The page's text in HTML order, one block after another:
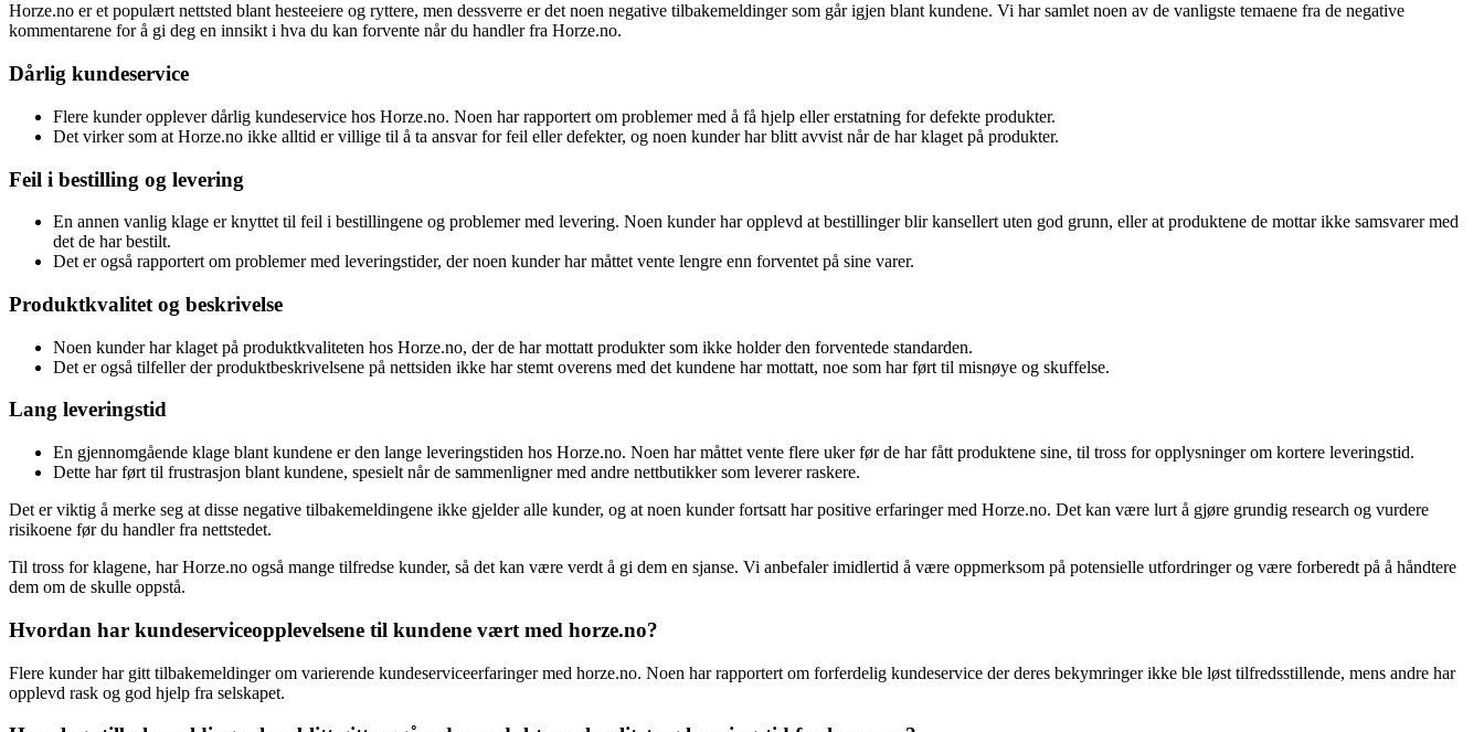
Horze.no er et populært nettsted blant hesteeiere og ryttere, men dessverre er det noen negative tilbakemeldinger som går igjen blant kundene. Vi har samlet noen av de vanligste temaene fra de negative
kommentarene for å gi deg en innsikt i hva du kan forvente når du handler fra Horze.no.
Dårlig kundeservice
Flere kunder opplever dårlig kundeservice hos Horze.no. Noen har rapportert om problemer med å få hjelp eller erstatning for defekte produkter.
Det virker som at Horze.no ikke alltid er villige til å ta ansvar for feil eller defekter, og noen kunder har blitt avvist når de har klaget på produkter.
Feil i bestilling og levering
En annen vanlig klage er knyttet til feil i bestillingene og problemer med levering. Noen kunder har opplevd at bestillinger blir kansellert uten god grunn, eller at produktene de mottar ikke samsvarer med
det de har bestilt.
Det er også rapportert om problemer med leveringstider, der noen kunder har måttet vente lengre enn forventet på sine varer.
Produktkvalitet og beskrivelse
Noen kunder har klaget på produktkvaliteten hos Horze.no, der de har mottatt produkter som ikke holder den forventede standarden.
Det er også tilfeller der produktbeskrivelsene på nettsiden ikke har stemt overens med det kundene har mottatt, noe som har ført til misnøye og skuffelse.
Lang leveringstid
En gjennomgående klage blant kundene er den lange leveringstiden hos Horze.no. Noen har måttet vente flere uker før de har fått produktene sine, til tross for opplysninger om kortere leveringstid.
Dette har ført til frustrasjon blant kundene, spesielt når de sammenligner med andre nettbutikker som leverer raskere.
Det er viktig å merke seg at disse negative tilbakemeldingene ikke gjelder alle kunder, og at noen kunder fortsatt har positive erfaringer med Horze.no. Det kan være lurt å gjøre grundig research og vurdere
risikoene før du handler fra nettstedet.
Til tross for klagene, har Horze.no også mange tilfredse kunder, så det kan være verdt å gi dem en sjanse. Vi anbefaler imidlertid å være oppmerksom på potensielle utfordringer og være forberedt på å håndtere
dem om de skulle oppstå.
Hvordan har kundeserviceopplevelsene til kundene vært med horze.no?
Flere kunder har gitt tilbakemeldinger om varierende kundeserviceerfaringer med horze.no. Noen har rapportert om forferdelig kundeservice der deres bekymringer ikke ble løst tilfredsstillende, mens andre har
opplevd rask og god hjelp fra selskapet.